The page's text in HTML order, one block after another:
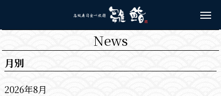
News
月別
2026年8月